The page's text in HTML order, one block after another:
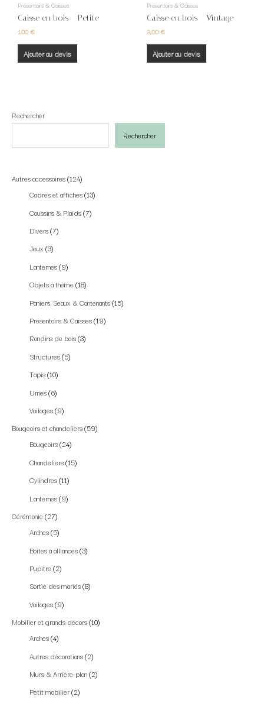
Rechercher
Rechercher
Autres accessoires 124
Cadres et affiches 13
Coussins & Plaids 7
Divers 7
Jeux 3
Lanternes 9
Objets à thème 18
Paniers, Seaux & Contenants 15
Présentoirs & Caisses 19
Rondins de bois 3
Structures 5
Tapis 10
Urnes 6
Voilages 9
Bougeoirs et chandeliers 59
Bougeoirs 24
Chandeliers 15
Cylindres 11
Lanternes 9
Cérémonie 27
Arches 5
Boîtes à alliances 3
Pupitre 2
Sortie des mariés 8
Voilages 9
Mobilier et grands décors 10
Arches 4
Autres décorations 2
Murs & Arrière-plan 2
Petit mobilier 2
Présentoirs & Caisses
Caisse en bois – Petite
1,00€
Ajouter au devis
Présentoirs & Caisses
Caisse en bois – Vintage
3,00€
Ajouter au devis